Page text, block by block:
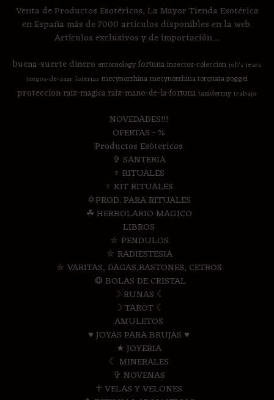
Venta de Productos Esotéricos, La Mayor Tienda Esotérica
en España más de 7000 artículos disponibles en la web.
Artículos exclusivos y de importación....
buena-suertedinero entomologyfortunainsectos-coleccion job's tears
juegos-de-azar loterias mecynorrhinamecynorrhina torquata poggei
proteccion raiz-magica raiz-mano-de-la-fortunataxidermy trabajo
NOVEDADES!!!
OFERTAS - %
Productos Esótericos
✞ SANTERIA
♆ RITUALES
♆ KIT RITUALES
✡PROD. PARA RITUALES
☘ HERBOLARIO MAGICO
LIBROS
⛤ PENDULOS
⛤ RADIESTESIA
⛤ VARITAS, DAGAS,BASTONES, CETROS
❂ BOLAS DE CRISTAL
☽ RUNAS ☾
☽ TAROT ☾
AMULETOS
♥ JOYAS PARA BRUJAS ♥
★ JOYERIA
☾ MINERALES
✞ NOVENAS
☥ VELAS Y VELONES